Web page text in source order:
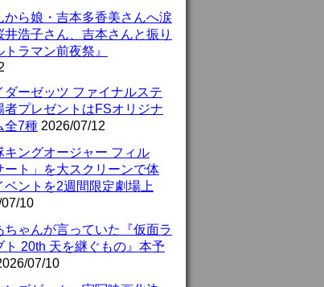
から娘・吉本多香美さんへ涙
浩子さん、吉本さんと振り
ラマン前夜祭』
ダーゼッツ ファイナルステ
者プレゼントはFSオリジナ
全7種 2026/07/12
キングオージャー フィル
ート」を大スクリーンで体
ントを2週間限定劇場上
10
ちゃんが言っていた『仮面ラ
ト 20th 天を継ぐもの』本予
07/10